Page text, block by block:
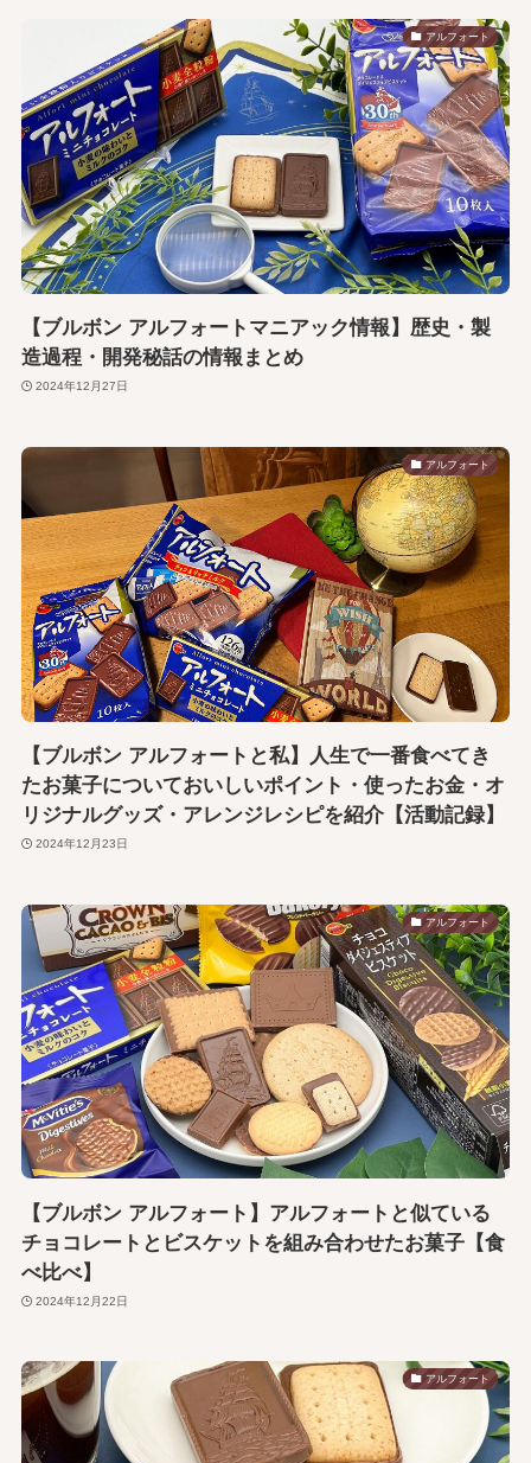
アルフォート
【ブルボン アルフォートマニアック情報】歴史・製
造過程・開発秘話の情報まとめ
2024年12月27日
アルフォート
【ブルボン アルフォートと私】人生で一番食べてき
たお菓子についておいしいポイント・使ったお金・オ
リジナルグッズ・アレンジレシピを紹介【活動記録】
2024年12月23日
アルフォート
【ブルボン アルフォート】アルフォートと似ている
チョコレートとビスケットを組み合わせたお菓子【食
べ比べ】
2024年12月22日
アルフォート